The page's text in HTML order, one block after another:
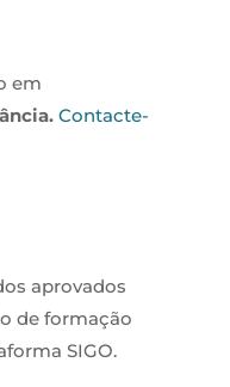
em
Contacte-
aprovados
de formação
SIGO.